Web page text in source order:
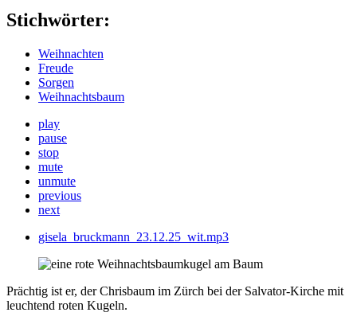
Stichwörter:
Weihnachten
Freude
Sorgen
Weihnachtsbaum
play
pause
stop
mute
unmute
previous
next
gisela_bruckmann_23.12.25_wit.mp3
Prächtig ist er, der Chrisbaum im Zürch bei der Salvator-Kirche mit
leuchtend roten Kugeln.